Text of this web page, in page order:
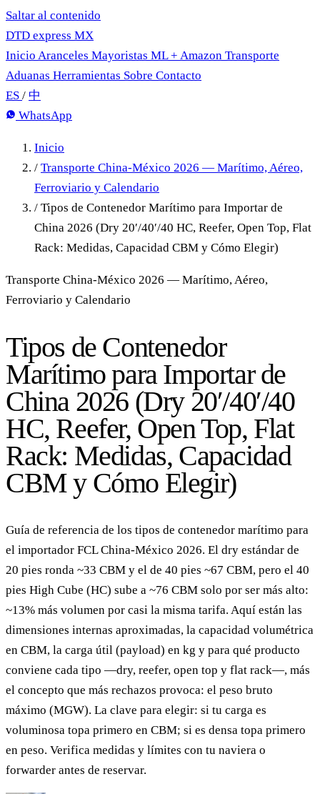
Saltar al contenido
DTD express MX
Inicio Aranceles Mayoristas ML + Amazon Transporte
Aduanas Herramientas Sobre Contacto
ES / 中
WhatsApp
Inicio
/ Transporte China-México 2026 — Marítimo, Aéreo,
Ferroviario y Calendario
/ Tipos de Contenedor Marítimo para Importar de
China 2026 (Dry 20′/40′/40 HC, Reefer, Open Top, Flat
Rack: Medidas, Capacidad CBM y Cómo Elegir)
Transporte China-México 2026 — Marítimo, Aéreo,
Ferroviario y Calendario
Tipos de Contenedor
Marítimo para Importar de
China 2026 (Dry 20′/40′/40
HC, Reefer, Open Top, Flat
Rack: Medidas, Capacidad
CBM y Cómo Elegir)
Guía de referencia de los tipos de contenedor marítimo para
el importador FCL China-México 2026. El dry estándar de
20 pies ronda ~33 CBM y el de 40 pies ~67 CBM, pero el 40
pies High Cube (HC) sube a ~76 CBM solo por ser más alto:
~13% más volumen por casi la misma tarifa. Aquí están las
dimensiones internas aproximadas, la capacidad volumétrica
en CBM, la carga útil (payload) en kg y para qué producto
conviene cada tipo —dry, reefer, open top y flat rack—, más
el concepto que más rechazos provoca: el peso bruto
máximo (MGW). La clave para elegir: si tu carga es
voluminosa topa primero en CBM; si es densa topa primero
en peso. Verifica medidas y límites con tu naviera o
forwarder antes de reservar.